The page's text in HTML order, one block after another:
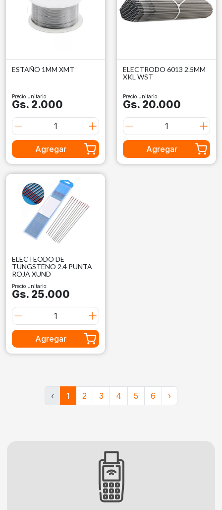
ESTAÑO 1MM XMT
Precio unitario:
Gs. 2.000
Agregar
ELECTRODO 6013 2.5MM
XKL WST
Precio unitario:
Gs. 20.000
Agregar
ELECTEODO DE
TUNGSTENO 2.4 PUNTA
ROJA XUND
Precio unitario:
Gs. 25.000
Agregar
‹ 1 2 3 4 5 6 ›